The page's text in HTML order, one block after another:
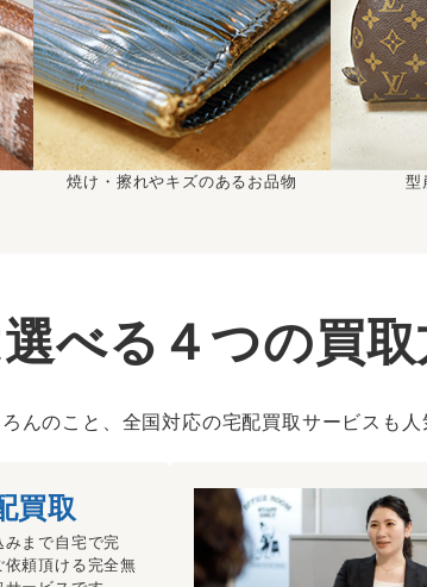
焼け・擦れやキズのあるお品物 型
べる４つの買
んのこと、全国対応の宅配買取サービスも人
買取
まで自宅で完
頼頂ける完全無